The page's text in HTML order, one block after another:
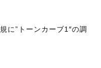
に”トーンカーブ1″の調